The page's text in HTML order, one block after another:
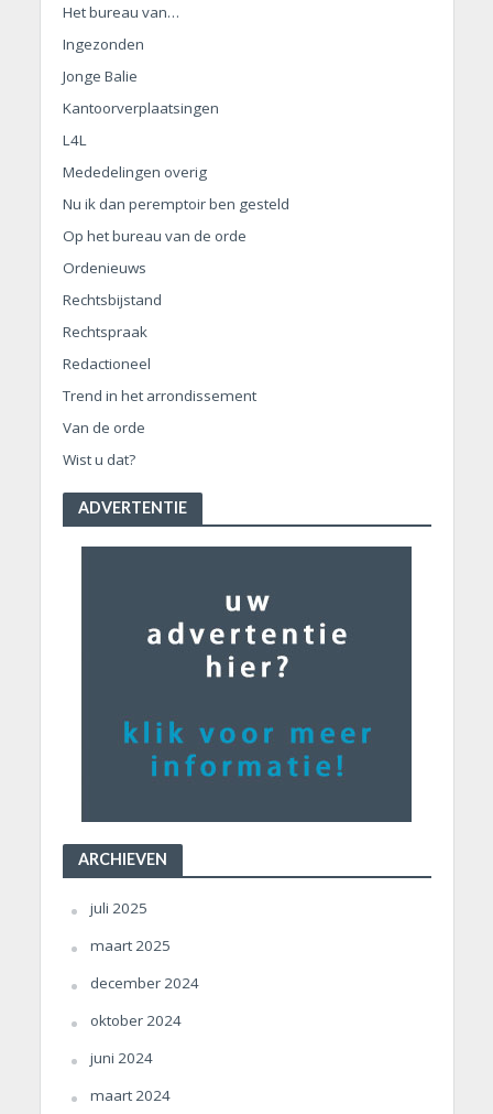
Het bureau van…
Ingezonden
Jonge Balie
Kantoorverplaatsingen
L4L
Mededelingen overig
Nu ik dan peremptoir ben gesteld
Op het bureau van de orde
Ordenieuws
Rechtsbijstand
Rechtspraak
Redactioneel
Trend in het arrondissement
Van de orde
Wist u dat?
ADVERTENTIE
ARCHIEVEN
juli 2025
maart 2025
december 2024
oktober 2024
juni 2024
maart 2024